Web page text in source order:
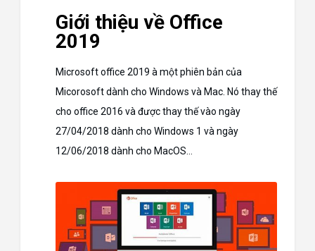
Giới thiệu về Office
2019
Microsoft office 2019 à một phiên bản của
Micorosoft dành cho Windows và Mac. Nó thay thế
cho office 2016 và được thay thế vào ngày
27/04/2018 dành cho Windows 1 và ngày
12/06/2018 dành cho MacOS…